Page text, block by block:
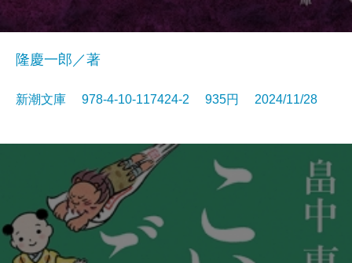
隆慶一郎／著
新潮文庫 978-4-10-117424-2 935円 2024/11/28